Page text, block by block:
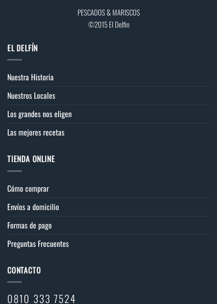
PESCADOS & MARISCOS
©2015 El Delfin
EL DELFÍN
Nuestra Historia
Nuestros Locales
Los grandes nos eligen
Las mejores recetas
TIENDA ONLINE
Cómo comprar
Envíos a domicilio
Formas de pago
Preguntas Frecuentes
CONTACTO
0810 333 7524